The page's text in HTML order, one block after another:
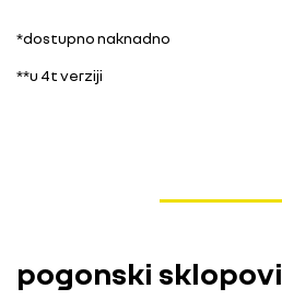
*dostupno naknadno
**u 4t verziji
pogonski sklopovi